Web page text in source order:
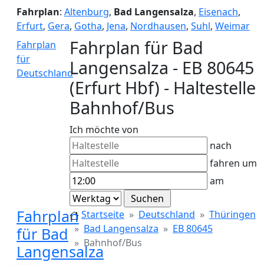
Fahrplan: Altenburg, Bad Langensalza, Eisenach,
Erfurt, Gera, Gotha, Jena, Nordhausen, Suhl, Weimar
Fahrplan
für
Deutschland
Fahrplan für Bad
Langensalza - EB 80645
(Erfurt Hbf) - Haltestelle
Bahnhof/Bus
Ich möchte von
nach
fahren um
am
Fahrplan
für Bad
Langensalza
Startseite Deutschland
Thüringen
Bad Langensalza
EB 80645
Bahnhof/Bus